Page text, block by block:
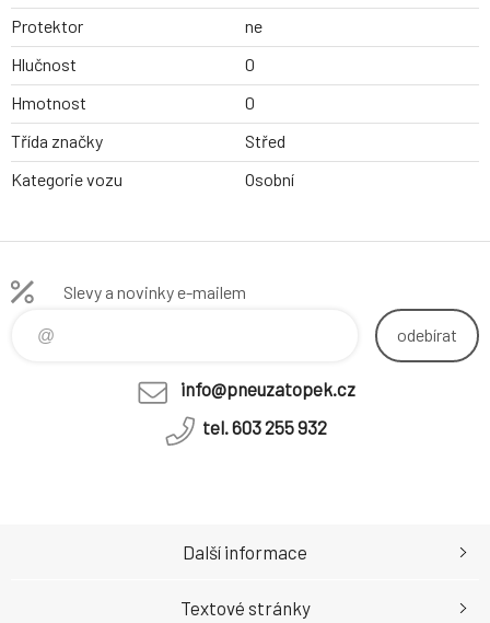
Protektor
ne
Hlučnost
0
Hmotnost
0
Třída značky
Střed
Kategorie vozu
Osobní
Slevy a novinky e-mailem
odebírat
info@pneuzatopek.cz
tel. 603 255 932
Další informace
Textové stránky